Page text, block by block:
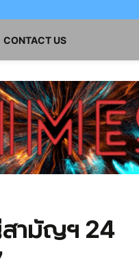
CONTACT US
สามัญฯ 24